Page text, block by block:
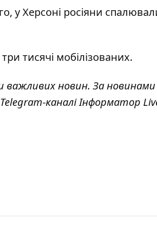
у Херсоні росіяни
тисячі мобілізованих.
новин. За
каналіІнформатор